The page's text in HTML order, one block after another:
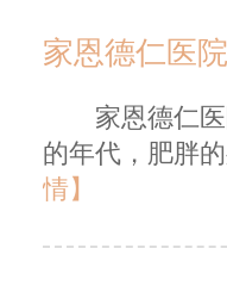
家恩德仁医
家恩德仁医
的年代，肥胖
情】